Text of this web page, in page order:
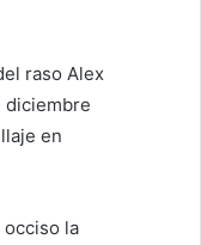
raso Alex
diciembre
en
la